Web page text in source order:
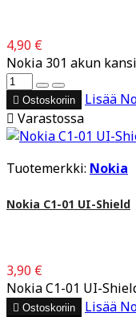
4,90 €
Nokia 301 akun
 Ostoskoriin Lisää
 Varastossa
Tuotemerkki: Nokia
Nokia C1-01 UI-Shield
3,90 €
Nokia C1-01 UI-
 Ostoskoriin Lisää